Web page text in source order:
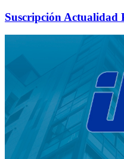
Suscripción Actualidad